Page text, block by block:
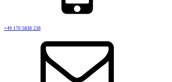
+49 170 5838 238